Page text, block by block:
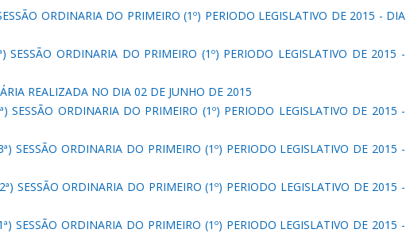
ORDINARIA DO PRIMEIRO (1º) PERIODO LEGISLATIVO DE 2015 - DIA
SESSÃO ORDINARIA DO PRIMEIRO (1º) PERIODO LEGISLATIVO DE 2015 -
REALIZADA NO DIA 02 DE JUNHO DE 2015
SESSÃO ORDINARIA DO PRIMEIRO (1º) PERIODO LEGISLATIVO DE 2015 -
SESSÃO ORDINARIA DO PRIMEIRO (1º) PERIODO LEGISLATIVO DE 2015 -
SESSÃO ORDINARIA DO PRIMEIRO (1º) PERIODO LEGISLATIVO DE 2015 -
SESSÃO ORDINARIA DO PRIMEIRO (1º) PERIODO LEGISLATIVO DE 2015 -